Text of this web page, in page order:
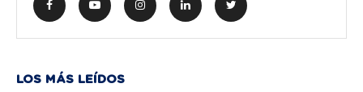
LOS MÁS LEÍDOS